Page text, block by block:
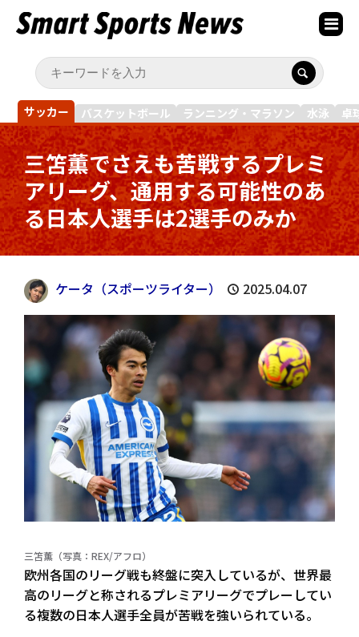
サッカー バスケットボール ランニング・マラソン 水泳 卓
三笘薫でさえも苦戦するプレミ
アリーグ、通用する可能性のあ
る日本人選手は2選手のみか
ケータ（スポーツライター） 2025.04.07
三笘薫（写真：REX/アフロ）
欧州各国のリーグ戦も終盤に突入しているが、世界最
高のリーグと称されるプレミアリーグでプレーしてい
る複数の日本人選手全員が苦戦を強いられている。